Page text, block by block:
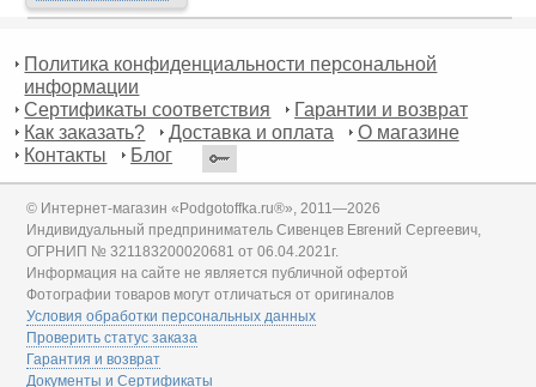
Политика конфиденциальности персональной
информации
Сертификаты соответствия
Гарантии и возврат
Как заказать?
Доставка и оплата
О магазине
Контакты
Блог
© Интернет-магазин «Podgotoffka.ru®», 2011—2026
Индивидуальный предприниматель Сивенцев Евгений Сергеевич,
ОГРНИП № 321183200020681 от 06.04.2021г.
Информация на сайте не является публичной офертой
Фотографии товаров могут отличаться от оригиналов
Условия обработки персональных данных
Проверить статус заказа
Гарантия и возврат
Документы и Сертификаты